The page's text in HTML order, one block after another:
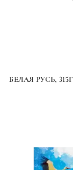
БЕЛАЯ РУСЬ, 315Г